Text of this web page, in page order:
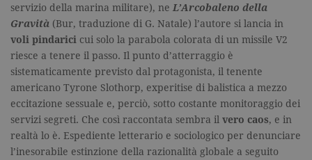
servizio della marina militare), ne L’Arcobaleno della
Gravità (Bur, traduzione di G. Natale) l’autore si lancia in
voli pindarici cui solo la parabola colorata di un missile V2
riesce a tenere il passo. Il punto d’atterraggio è
sistematicamente previsto dal protagonista, il tenente
americano Tyrone Slothorp, experitise di balistica a mezzo
eccitazione sessuale e, perciò, sotto costante monitoraggio dei
servizi segreti. Che così raccontata sembra il vero caos, e in
realtà lo è. Espediente letterario e sociologico per denunciare
l’inesorabile estinzione della razionalità globale a seguito